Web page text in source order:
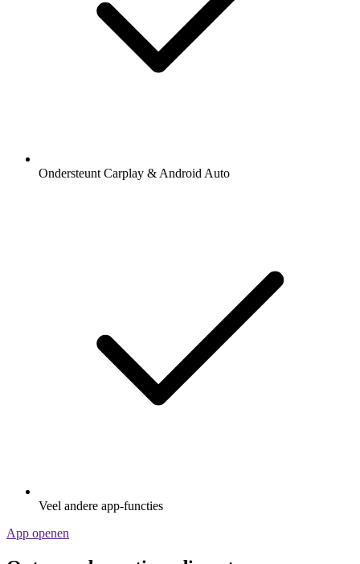
Ondersteunt Carplay & Android Auto
Veel andere app-functies
App openen